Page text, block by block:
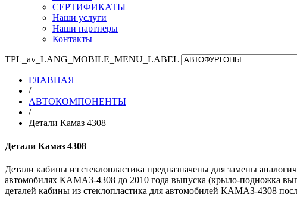
СЕРТИФИКАТЫ
Наши услуги
Наши партнеры
Контакты
TPL_av_LANG_MOBILE_MENU_LABEL
ГЛАВНАЯ
/
АВТОКОМПОНЕНТЫ
/
Детали Камаз 4308
Детали Камаз 4308
Детали кабины из стеклопластика предназначены для замены
автомобилях КАМАЗ-4308 до 2010 года выпуска (крыло-подножка
деталей кабины из стеклопластика для автомобилей КАМАЗ-4308